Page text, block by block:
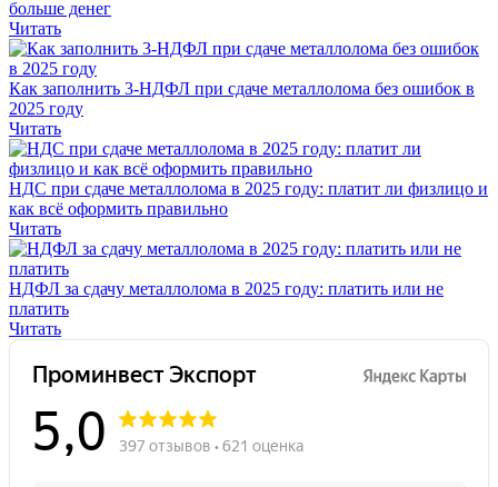
больше денег
Читать
Как заполнить 3-НДФЛ при сдаче металлолома без ошибок в
2025 году
Читать
НДС при сдаче металлолома в 2025 году: платит ли физлицо и
как всё оформить правильно
Читать
НДФЛ за сдачу металлолома в 2025 году: платить или не
платить
Читать